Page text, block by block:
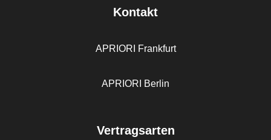
Kontakt
APRIORI Frankfurt
APRIORI Berlin
Vertragsarten